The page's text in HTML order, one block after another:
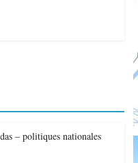
– politiques nationales